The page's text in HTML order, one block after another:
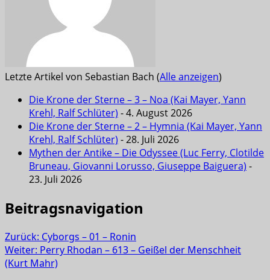
Letzte Artikel von Sebastian Bach (Alle anzeigen)
Die Krone der Sterne – 3 – Noa (Kai Mayer, Yann
Krehl, Ralf Schlüter) - 4. August 2026
Die Krone der Sterne – 2 – Hymnia (Kai Mayer, Yann
Krehl, Ralf Schlüter) - 28. Juli 2026
Mythen der Antike – Die Odyssee (Luc Ferry, Clotilde
Bruneau, Giovanni Lorusso, Giuseppe Baiguera) -
23. Juli 2026
Beitragsnavigation
Zurück: Cyborgs – 01 – Ronin
Weiter: Perry Rhodan – 613 – Geißel der Menschheit
(Kurt Mahr)